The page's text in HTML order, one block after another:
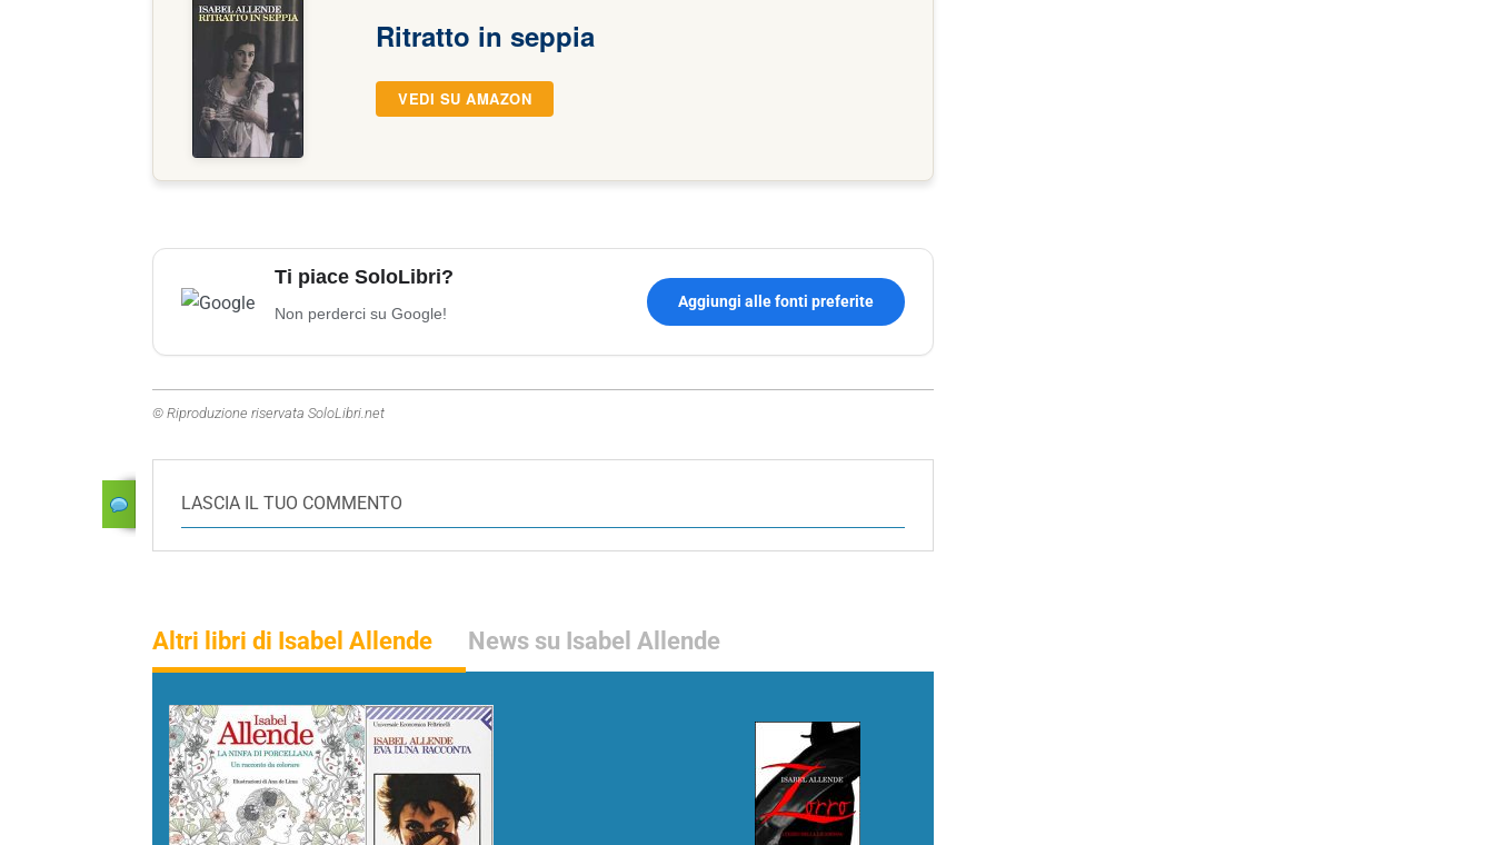
Ritratto in seppia
VEDI SU AMAZON
Ti piace SoloLibri?
Non perderci su Google!
Aggiungi alle fonti preferite
© Riproduzione riservata SoloLibri.net
LASCIA IL TUO COMMENTO
Altri libri di Isabel Allende News su Isabel Allende